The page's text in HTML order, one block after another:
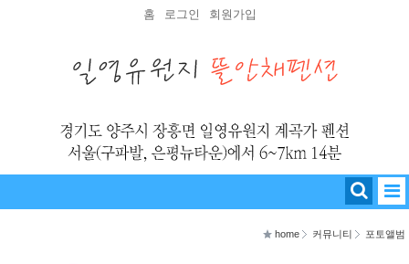
홈 로그인 회원가입
home 커뮤니티 포토앨범